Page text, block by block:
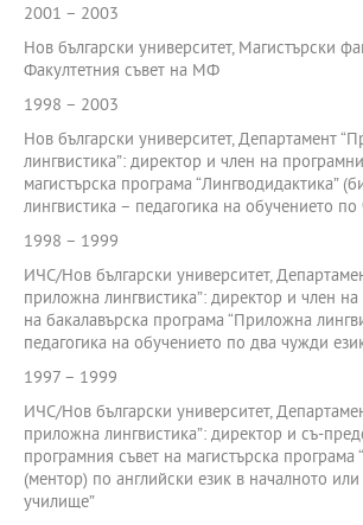
2001 – 2003
Нов български университет, Магистърски
Факултетния съвет на МФ
1998 – 2003
Нов български университет, Департамент
лингвистика”: директор и член на
магистърска програма “Лингводидактика”
лингвистика – педагогика на обучението
1998 – 1999
ИЧС/Нов български университет,
приложна лингвистика”: директор и член
на бакалавърска програма “Приложна
педагогика на обучението по два чужди
1997 – 1999
ИЧС/Нов български университет,
приложна лингвистика”: директор и съ-
програмния съвет на магистърска програма
(ментор) по английски език в началното
училище”